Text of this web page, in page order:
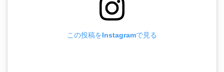
この投稿をInstagramで見る